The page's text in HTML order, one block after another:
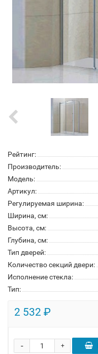
Рейтинг:
Производитель:
Модель:
Артикул:
Регулируемая ширина:
Ширина, см:
Высота, см:
Глубина, см:
Тип дверей:
Количество секций двери:
Исполнение стекла:
Тип:
2 532 ₽
+
-